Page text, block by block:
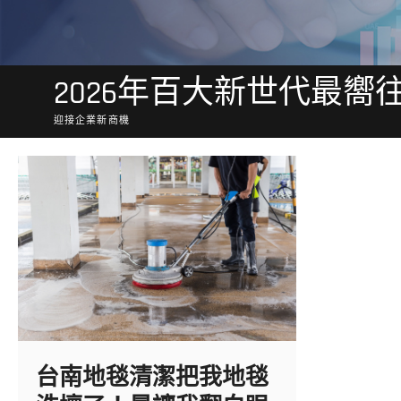
2026年百大新世代最嚮
迎接企業新商機
台南地毯清潔把我地毯